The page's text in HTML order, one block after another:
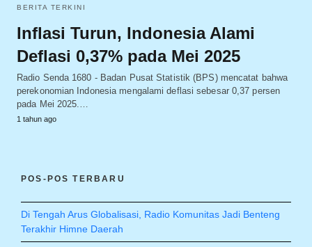
BERITA TERKINI
Inflasi Turun, Indonesia Alami
Deflasi 0,37% pada Mei 2025
Radio Senda 1680 - Badan Pusat Statistik (BPS) mencatat bahwa
perekonomian Indonesia mengalami deflasi sebesar 0,37 persen
pada Mei 2025.…
1 tahun ago
POS-POS TERBARU
Di Tengah Arus Globalisasi, Radio Komunitas Jadi Benteng
Terakhir Himne Daerah